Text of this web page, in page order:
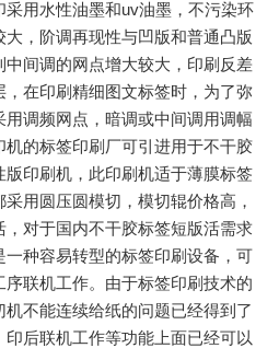
用水性油墨和uv油墨，不污染环
，阶调再现性与凹版和普通凸版
间调的网点增大较大，印刷反差
在印刷精细图文标签时，为了弥
调频网点，暗调或中间调用调幅
的标签印刷厂可引进用于不干胶
印刷机，此印刷机适于薄膜标签
用圆压圆模切，模切辊价格高，
对于国内不干胶标签短版活需求
种容易转型的标签印刷设备，可
联机工作。由于标签印刷技术的
不能连续给纸的问题已经得到了
后联机工作等功能上面已经可以